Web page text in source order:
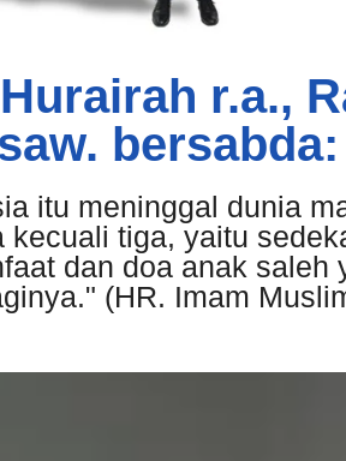
r.a.,
bersabda:
itu meninggal dunia
kecuali tiga, yaitu
dan doa anak saleh
(HR. Imam